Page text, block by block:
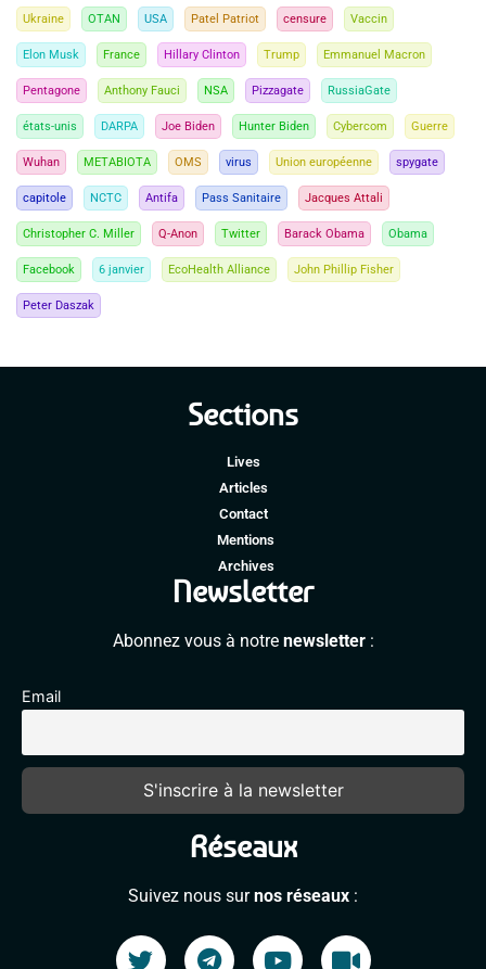
Ukraine OTAN USA Patel Patriot censure Vaccin
Elon Musk France Hillary Clinton Trump Emmanuel Macron
Pentagone Anthony Fauci NSA Pizzagate RussiaGate
états-unis DARPA Joe Biden Hunter Biden Cybercom Guerre
Wuhan METABIOTA OMS virus Union européenne spygate
capitole NCTC Antifa Pass Sanitaire Jacques Attali
Christopher C. Miller Q-Anon Twitter Barack Obama Obama
Facebook 6 janvier EcoHealth Alliance John Phillip Fisher
Peter Daszak
Sections
Lives
Articles
Contact
Mentions
Archives
Newsletter
Abonnez vous à notre newsletter:
Email
Réseaux
Suivez nous surnos réseaux :